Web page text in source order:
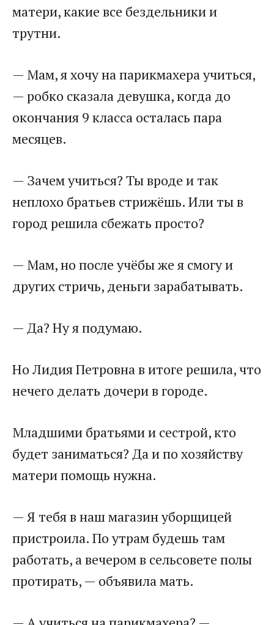
матери, какие все бездельники и
трутни.​
​— Мам, я хочу на парикмахера учиться,
— робко сказала девушка, когда до
окончания 9 класса осталась пара
месяцев.​
​— Зачем учиться? Ты вроде и так
неплохо братьев стрижёшь. Или ты в
город решила сбежать просто?​
​— Мам, но после учёбы же я смогу и
других стричь, деньги зарабатывать.​
​— Да? Ну я подумаю.​
​Но Лидия Петровна в итоге решила, что
нечего делать дочери в городе.​
​Младшими братьями и сестрой, кто
будет заниматься? Да и по хозяйству
матери помощь нужна.​
​— Я тебя в наш магазин уборщицей
пристроила. По утрам будешь там
работать, а вечером в сельсовете полы
протирать, — объявила мать.​